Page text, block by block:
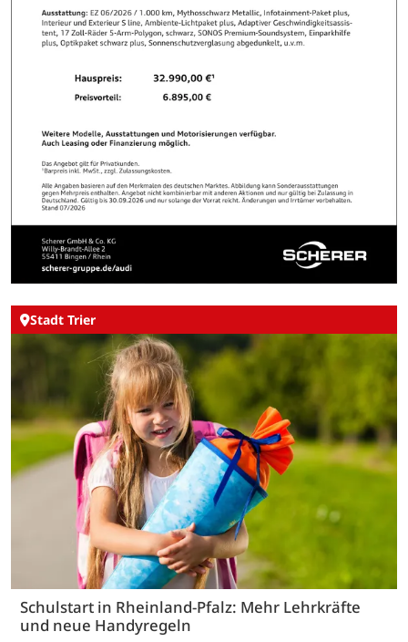
Stadt Trier
Schulstart in Rheinland-Pfalz: Mehr Lehrkräfte
und neue Handyregeln